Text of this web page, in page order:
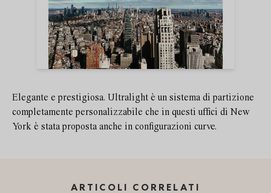
Elegante e prestigiosa. Ultralight è un sistema di partizione
completamente personalizzabile che in questi uffici di New
York è stata proposta anche in configurazioni curve.
ARTICOLI CORRELATI